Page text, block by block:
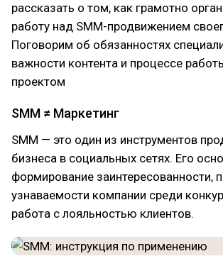
рассказать о том, как грамотно
работу над SMM-продвижением
Поговорим об обязанностях
важности контента и процессе
проектом
SMM ≠ Маркетинг
SMM — это один из инструментов
бизнеса в социальных сетях. Его
формирование заинтересованности,
узнаваемости компании среди
работа с лояльностью клиентов.